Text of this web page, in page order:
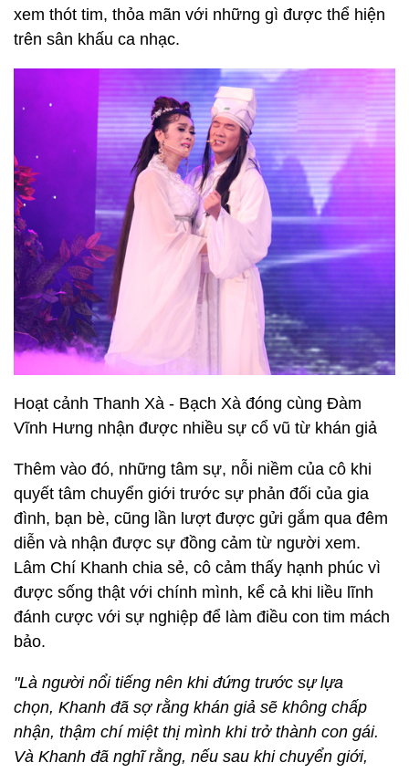
xem thót tim, thỏa mãn với những gì được thể hiện
trên sân khấu ca nhạc.
Hoạt cảnh Thanh Xà - Bạch Xà đóng cùng Đàm
Vĩnh Hưng nhận được nhiều sự cổ vũ từ khán giả
Thêm vào đó, những tâm sự, nỗi niềm của cô khi
quyết tâm chuyển giới trước sự phản đối của gia
đình, bạn bè, cũng lần lượt được gửi gắm qua đêm
diễn và nhận được sự đồng cảm từ người xem.
Lâm Chí Khanh chia sẻ, cô cảm thấy hạnh phúc vì
được sống thật với chính mình, kể cả khi liều lĩnh
đánh cược với sự nghiệp để làm điều con tim mách
bảo.
"Là người nổi tiếng nên khi đứng trước sự lựa
chọn, Khanh đã sợ rằng khán giả sẽ không chấp
nhận, thậm chí miệt thị mình khi trở thành con gái.
Và Khanh đã nghĩ rằng, nếu sau khi chuyển giới,